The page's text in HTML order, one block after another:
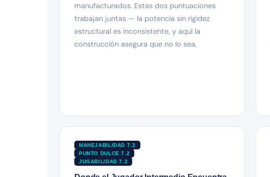
manufacturados. Estas dos puntuaciones
trabajan juntas — la potencia sin rigidez
estructural es inconsistente, y aquí la
construcción asegura que no lo sea.
MANEJABILIDAD 7.2
PUNTO DULCE 7.2
JUGABILIDAD 7.2